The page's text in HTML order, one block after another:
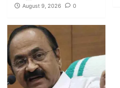
August 9, 2026 0